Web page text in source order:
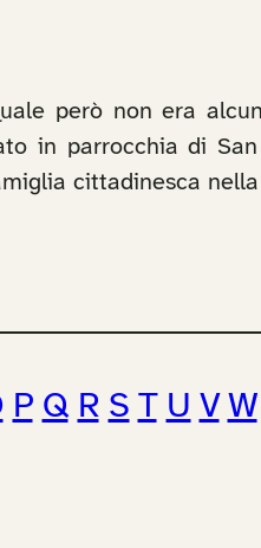
però non era
in parrocchia di
cittadinesca
P Q R S T U V W